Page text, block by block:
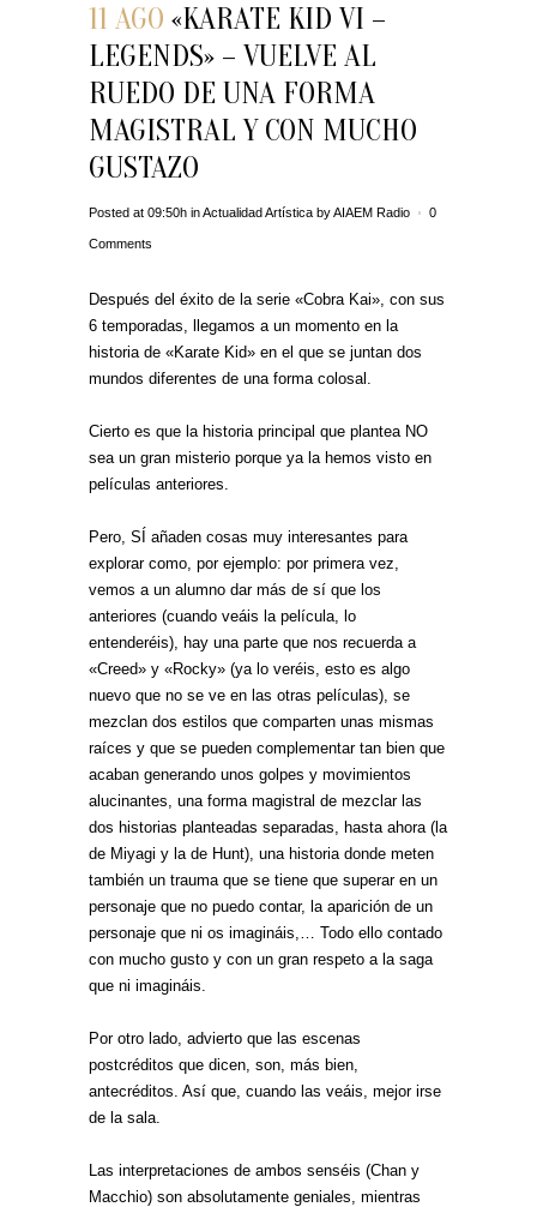
11 AGO «KARATE KID VI –
LEGENDS» – VUELVE AL
RUEDO DE UNA FORMA
MAGISTRAL Y CON MUCHO
GUSTAZO
Posted at 09:50h inActualidad Artística byAIAEM Radio 0
Comments
Después del éxito de la serie «Cobra Kai», con sus
6 temporadas, llegamos a un momento en la
historia de «Karate Kid» en el que se juntan dos
mundos diferentes de una forma colosal.
Cierto es que la historia principal que plantea NO
sea un gran misterio porque ya la hemos visto en
películas anteriores.
Pero, SÍ añaden cosas muy interesantes para
explorar como, por ejemplo: por primera vez,
vemos a un alumno dar más de sí que los
anteriores (cuando veáis la película, lo
entenderéis), hay una parte que nos recuerda a
«Creed» y «Rocky» (ya lo veréis, esto es algo
nuevo que no se ve en las otras películas), se
mezclan dos estilos que comparten unas mismas
raíces y que se pueden complementar tan bien que
acaban generando unos golpes y movimientos
alucinantes, una forma magistral de mezclar las
dos historias planteadas separadas, hasta ahora (la
de Miyagi y la de Hunt), una historia donde meten
también un trauma que se tiene que superar en un
personaje que no puedo contar, la aparición de un
personaje que ni os imagináis,… Todo ello contado
con mucho gusto y con un gran respeto a la saga
que ni imagináis.
Por otro lado, advierto que las escenas
postcréditos que dicen, son, más bien,
antecréditos. Así que, cuando las veáis, mejor irse
de la sala.
Las interpretaciones de ambos senséis (Chan y
Macchio) son absolutamente geniales, mientras